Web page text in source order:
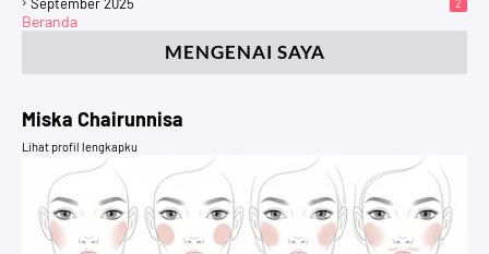
Beranda
MENGENAI SAYA
Miska Chairunnisa
Lihat profil lengkapku